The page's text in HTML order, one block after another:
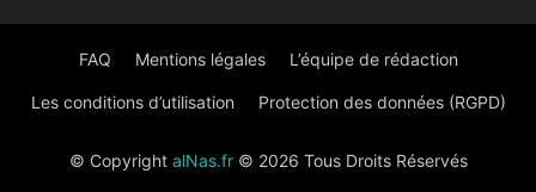
FAQ Mentions légales L’équipe de rédaction
Les conditions d’utilisation Protection des données (RGPD)
© Copyright alNas.fr© 2026 Tous Droits Réservés